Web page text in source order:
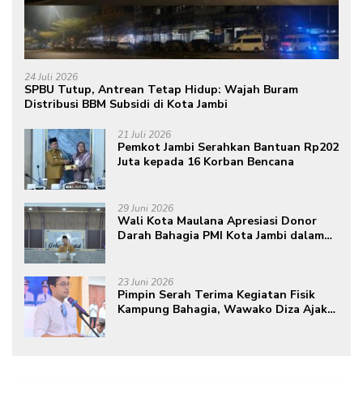
24 Juli 2026
SPBU Tutup, Antrean Tetap Hidup: Wajah Buram
Distribusi BBM Subsidi di Kota Jambi
21 Juli 2026
Pemkot Jambi Serahkan Bantuan Rp202
Juta kepada 16 Korban Bencana
29 Juni 2026
Wali Kota Maulana Apresiasi Donor
Darah Bahagia PMI Kota Jambi dalam
23 Juni 2026
Pimpin Serah Terima Kegiatan Fisik
Kampung Bahagia, Wawako Diza Ajak